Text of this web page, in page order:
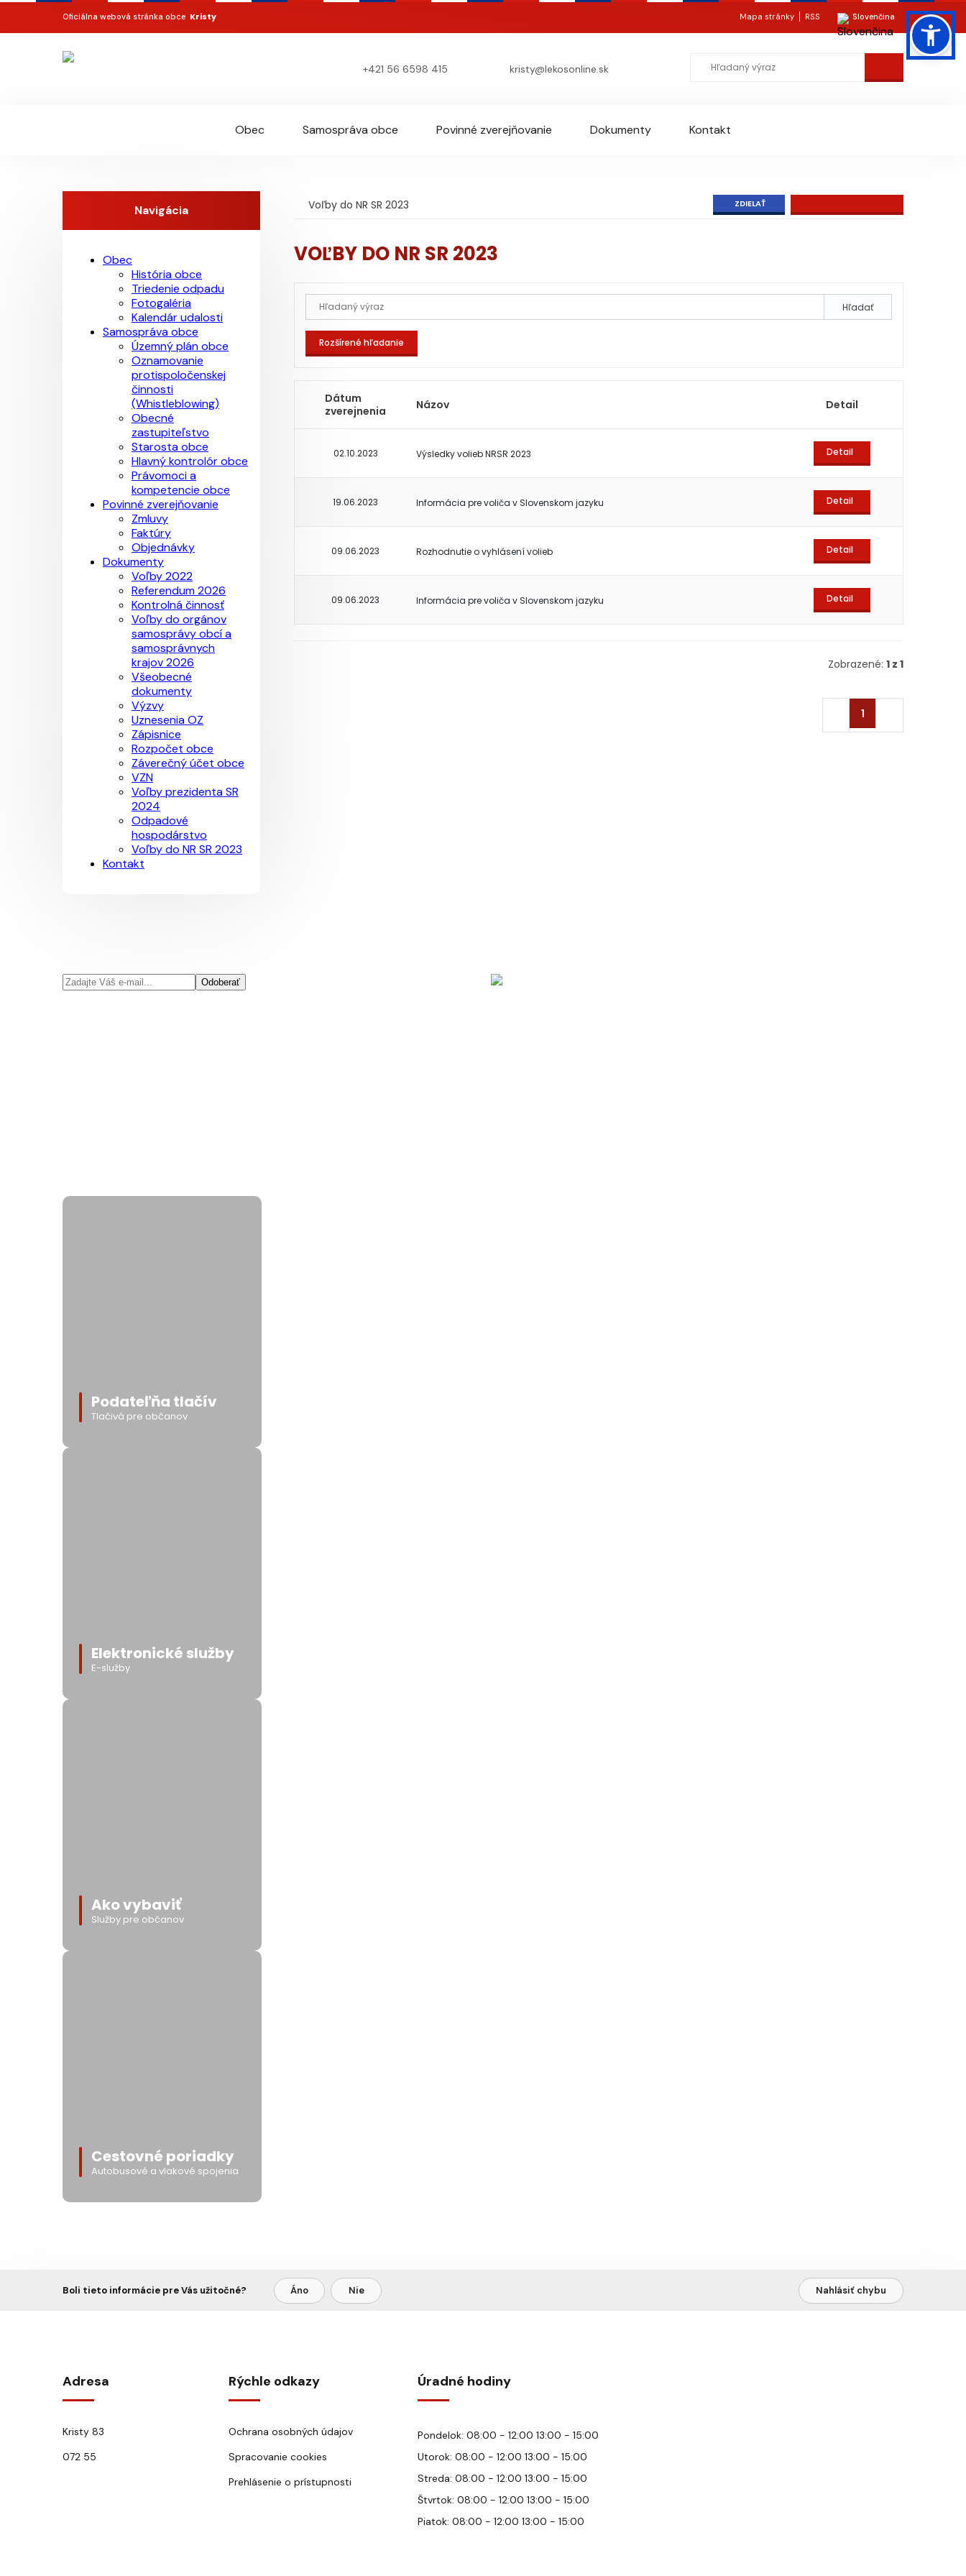
Oficiálna webová stránka obce Kristy Mapa stránky RSS Slovenčina
+421 56 6598 415 kristy@lekosonline.sk
Obec Samospráva obce Povinné zverejňovanie Dokumenty Kontakt
Voľby do NR SR 2023 ZDIELAŤ
VOĽBY DO NR SR 2023
Hľadať
Rozšírené hľadanie
Dátum
zverejnenia
Názov Detail
02.10.2023 Výsledky volieb NRSR 2023 Detail
19.06.2023 Informácia pre voliča v Slovenskom jazyku Detail
09.06.2023 Rozhodnutie o vyhlásení volieb Detail
09.06.2023 Informácia pre voliča v Slovenskom jazyku Detail
Zobrazené: 1 z 1
1
Navigácia
Obec
História obce
Triedenie odpadu
Fotogaléria
Kalendár udalosti
Samospráva obce
Územný plán obce
Oznamovanie
protispoločenskej
činnosti
(Whistleblowing)
Obecné
zastupiteľstvo
Starosta obce
Hlavný kontrolór obce
Právomoci a
kompetencie obce
Povinné zverejňovanie
Zmluvy
Faktúry
Objednávky
Dokumenty
Voľby 2022
Referendum 2026
Kontrolná činnosť
Voľby do orgánov
samosprávy obcí a
samosprávnych
krajov 2026
Všeobecné
dokumenty
Výzvy
Uznesenia OZ
Zápisnice
Rozpočet obce
Záverečný účet obce
VZN
Voľby prezidenta SR
2024
Odpadové
hospodárstvo
Voľby do NR SR 2023
Kontakt
Odoberať
Podateľňa tlačív
Tlačivá pre občanov
Elektronické služby
E-služby
Ako vybaviť
Služby pre občanov
Cestovné poriadky
Autobusové a vlakové spojenia
Boli tieto informácie pre Vás užitočné? Áno Nie Nahlásiť chybu
Adresa
Kristy 83
072 55
Rýchle odkazy
Ochrana osobných údajov
Spracovanie cookies
Prehlásenie o prístupnosti
Úradné hodiny
Pondelok: 08:00 - 12:00 13:00 - 15:00
Utorok: 08:00 - 12:00 13:00 - 15:00
Streda: 08:00 - 12:00 13:00 - 15:00
Štvrtok: 08:00 - 12:00 13:00 - 15:00
Piatok: 08:00 - 12:00 13:00 - 15:00